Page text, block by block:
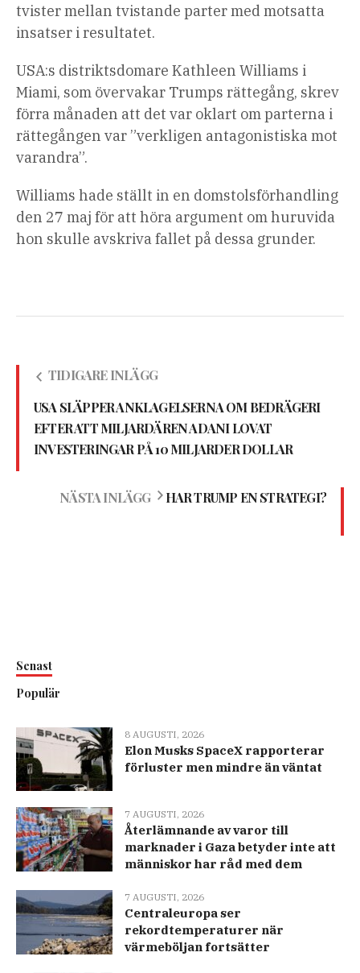
tvister mellan tvistande parter med motsatta
insatser i resultatet.
USA:s distriktsdomare Kathleen Williams i
Miami, som övervakar Trumps rättegång, skrev
förra månaden att det var oklart om parterna i
rättegången var ”verkligen antagonistiska mot
varandra”.
Williams hade ställt in en domstolsförhandling
den 27 maj för att höra argument om huruvida
hon skulle avskriva fallet på dessa grunder.
TIDIGARE INLÄGG
USA SLÄPPER ANKLAGELSERNA OM BEDRÄGERI
EFTER ATT MILJARDÄREN ADANI LOVAT
INVESTERINGAR PÅ 10 MILJARDER DOLLAR
NÄSTA INLÄGG HAR TRUMP EN STRATEGI?
Senast
Populär
8 AUGUSTI, 2026
Elon Musks SpaceX rapporterar
förluster men mindre än väntat
7 AUGUSTI, 2026
Återlämnande av varor till
marknader i Gaza betyder inte att
människor har råd med dem
7 AUGUSTI, 2026
Centraleuropa ser
rekordtemperaturer när
värmeböljan fortsätter